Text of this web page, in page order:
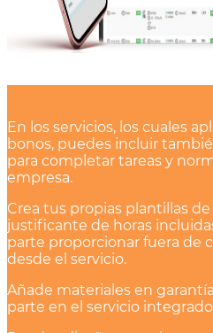
En los servicios, los cuales
bonos, puedes incluir
para completar tareas y
empresa.
Crea tus propias plantillas
justificante de horas
parte proporcionar fuera de
desde el servicio.
Añade materiales en
parte en el servicio